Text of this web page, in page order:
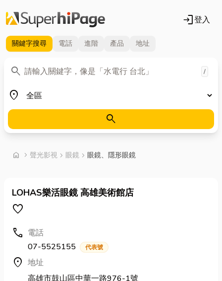
login登入
關鍵字搜尋 電話 進階 產品 地址
search
關鍵字 /
place
地區
search
home chevron_right 首頁
聲光影視 chevron_right 眼鏡 chevron_right 眼鏡、隱形眼鏡
LOHAS樂活眼鏡 高雄美術館店
favorite
call 電話
07-5525155
代表號
location_on 地址
高雄市鼓山區中華一路976-1號